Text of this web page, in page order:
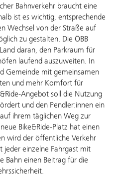
Bahnverkehr braucht eine
ist es wichtig, entsprechende
Wechsel von der Straße auf
zu gestalten. Die ÖBB
daran, den Parkraum für
laufend auszuweiten. In
Gemeinde mit gemeinsamen
und mehr Komfort für
Angebot soll die Nutzung
und den Pendler:innen ein
ihrem täglichen Weg zur
Bike&Ride-Platz hat einen
wird der öffentliche Verkehr
jeder einzelne Fahrgast mit
Bahn einen Beitrag für die